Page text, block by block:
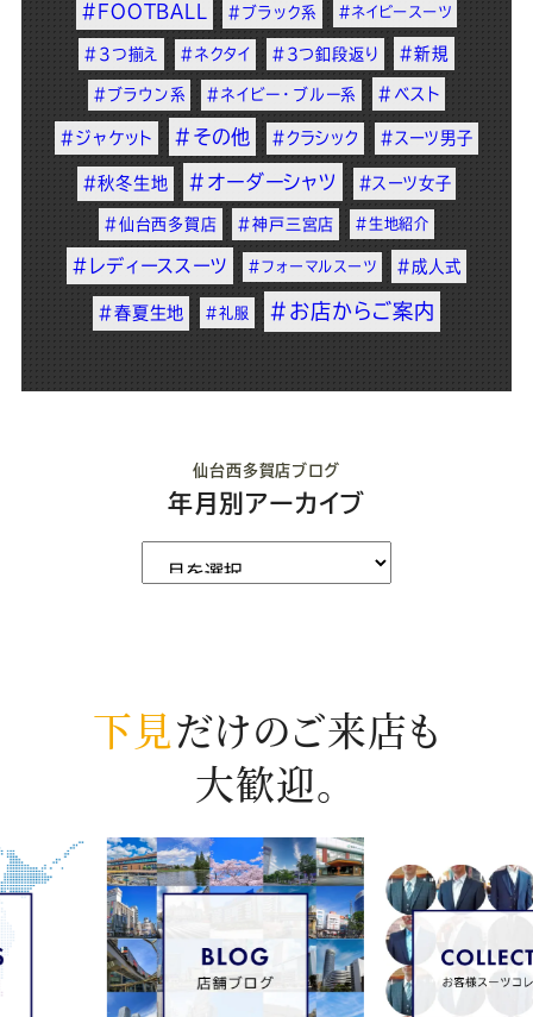
#FOOTBALL #ブラック系 #ネイビースーツ
#3つ揃え #ネクタイ #3つ釦段返り #新規
#ブラウン系 #ネイビー・ブルー系 #ベスト
#ジャケット #その他 #クラシック #スーツ男子
#秋冬生地 #オーダーシャツ #スーツ女子
#仙台西多賀店 #神戸三宮店 #生地紹介
#レディーススーツ #フォーマルスーツ #成人式
#春夏生地 #礼服 #お店からご案内
仙台西多賀店ブログ
年月別アーカイブ
下見だけのご来店も
大歓迎。